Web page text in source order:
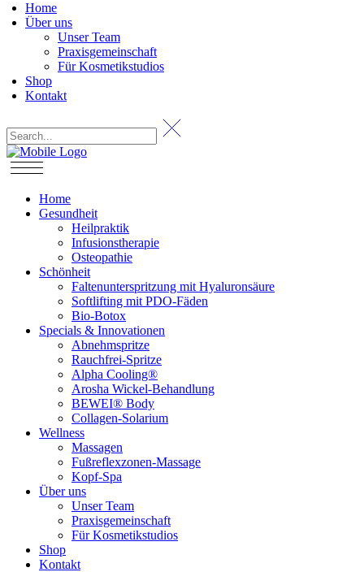
Home
Über uns
Unser Team
Praxisgemeinschaft
Für Kosmetikstudios
Shop
Kontakt
Home
Gesundheit
Heilpraktik
Infusionstherapie
Osteopathie
Schönheit
Faltenunterspritzung mit Hyaluronsäure
Softlifting mit PDO-Fäden
Bio-Botox
Specials & Innovationen
Abnehmspritze
Rauchfrei-Spritze
Alpha Cooling®
Arosha Wickel-Behandlung
BEWEI® Body
Collagen-Solarium
Wellness
Massagen
Fußreflexzonen-Massage
Kopf-Spa
Über uns
Unser Team
Praxisgemeinschaft
Für Kosmetikstudios
Shop
Kontakt